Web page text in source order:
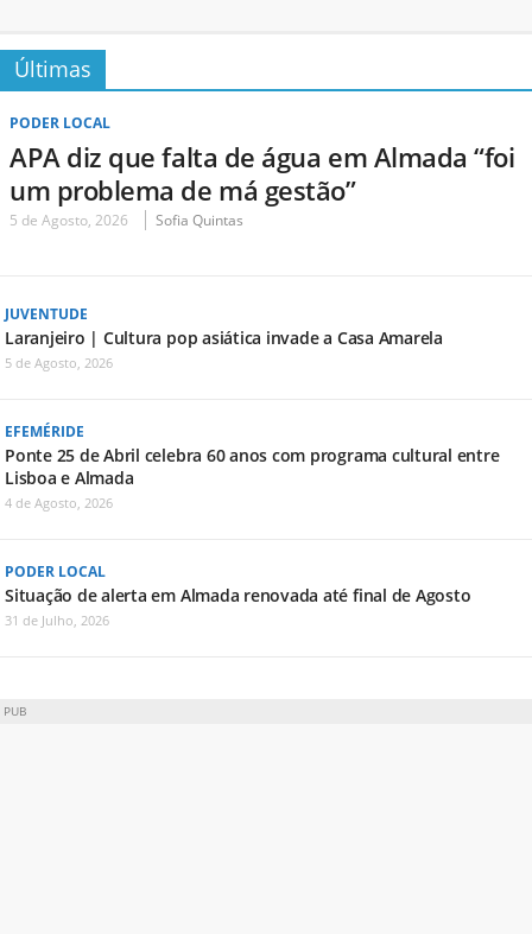
Últimas
PODER LOCAL
APA diz que falta de água em Almada “foi
um problema de má gestão”
5 de Agosto, 2026 Sofia Quintas
JUVENTUDE
Laranjeiro | Cultura pop asiática invade a Casa Amarela
5 de Agosto, 2026
EFEMÉRIDE
Ponte 25 de Abril celebra 60 anos com programa cultural entre
Lisboa e Almada
4 de Agosto, 2026
PODER LOCAL
Situação de alerta em Almada renovada até final de Agosto
31 de Julho, 2026
PUB